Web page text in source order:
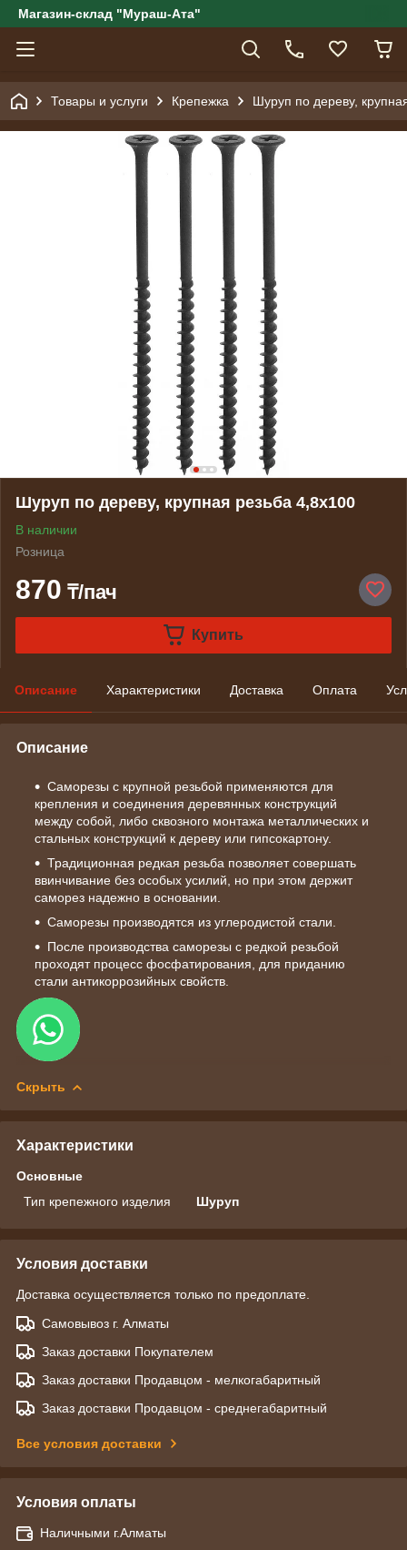
Магазин-склад "Мураш-Ата"
Товары и услуги Крепежка Шуруп по дереву,
Шуруп по дереву, крупная резьба 4,8х100
В наличии
Розница
870 ₸/пач
Купить
Описание Характеристики Доставка Оплата
Описание
Саморезы с крупной резьбой применяются для
крепления и соединения деревянных конструкций
между собой, либо сквозного монтажа металлических и
стальных конструкций к дереву или гипсокартону.
Традиционная редкая резьба позволяет совершать
ввинчивание без особых усилий, но при этом держит
саморез надежно в основании.
Саморезы производятся из углеродистой стали.
После производства саморезы с редкой резьбой
проходят процесс фосфатирования, для приданию
стали антикоррозийных свойств.
Скрыть
Характеристики
Основные
Тип крепежного изделия
Шуруп
Условия доставки
Доставка осуществляется только по предоплате.
Самовывоз г. Алматы
Заказ доставки Покупателем
Заказ доставки Продавцом - мелкогабаритный
Заказ доставки Продавцом - среднегабаритный
Все условия доставки
Условия оплаты
Наличными г.Алматы